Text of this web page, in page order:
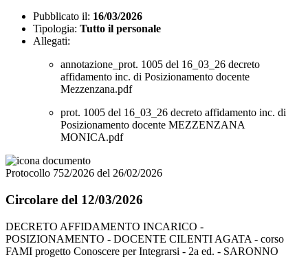
Pubblicato il: 16/03/2026
Tipologia: Tutto il personale
Allegati:
annotazione_prot. 1005 del 16_03_26 decreto
affidamento inc. di Posizionamento docente
Mezzenzana.pdf
prot. 1005 del 16_03_26 decreto affidamento inc. di
Posizionamento docente MEZZENZANA
MONICA.pdf
Protocollo 752/2026 del 26/02/2026
Circolare del 12/03/2026
DECRETO AFFIDAMENTO INCARICO -
POSIZIONAMENTO - DOCENTE CILENTI AGATA - corso
FAMI progetto Conoscere per Integrarsi - 2a ed. - SARONNO